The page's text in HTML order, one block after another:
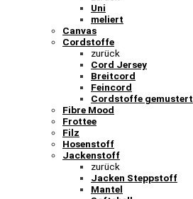
Uni
meliert
Canvas
Cordstoffe
zurück
Cord Jersey
Breitcord
Feincord
Cordstoffe gemustert
Fibre Mood
Frottee
Filz
Hosenstoff
Jackenstoff
zurück
Jacken Steppstoff
Mantel